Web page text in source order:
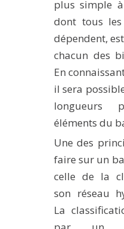
plus simple
dont tous
dépendent,
chacun des
En
il sera
longueurs
éléments du
Une des
faire sur un
celle de la
son réseau
La